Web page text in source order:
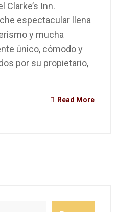
Clarke’s Inn.
espectacular llena
y mucha
único, cómodo y
por su propietario,
Read More